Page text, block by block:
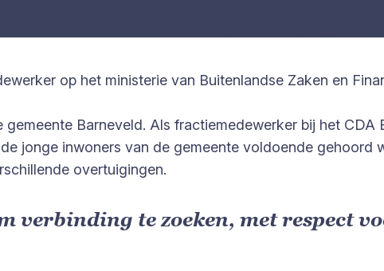
op het ministerie van Buitenlandse Zaken en
Barneveld. Als fractiemedewerker bij het
jonge inwoners van de gemeente voldoende gehoord
overtuigingen.
verbinding te zoeken, met respect